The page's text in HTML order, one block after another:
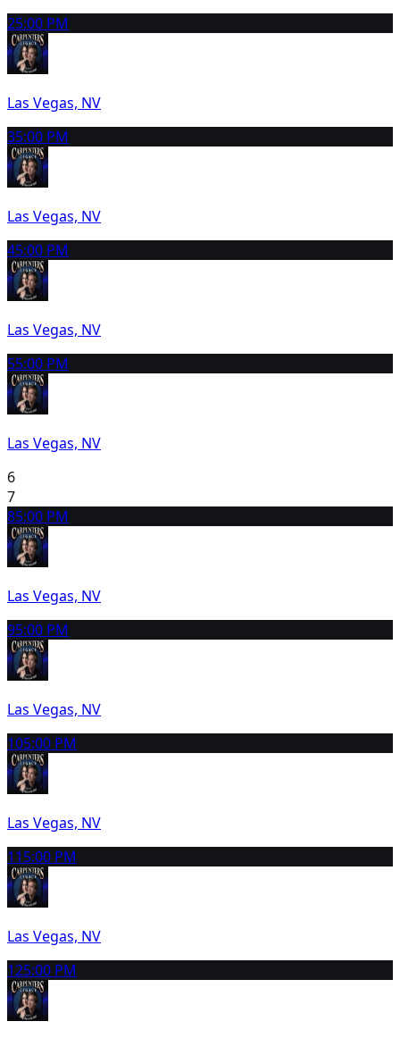
25:00 PM
Las Vegas, NV
35:00 PM
Las Vegas, NV
45:00 PM
Las Vegas, NV
55:00 PM
Las Vegas, NV
6
7
85:00 PM
Las Vegas, NV
95:00 PM
Las Vegas, NV
105:00 PM
Las Vegas, NV
115:00 PM
Las Vegas, NV
125:00 PM